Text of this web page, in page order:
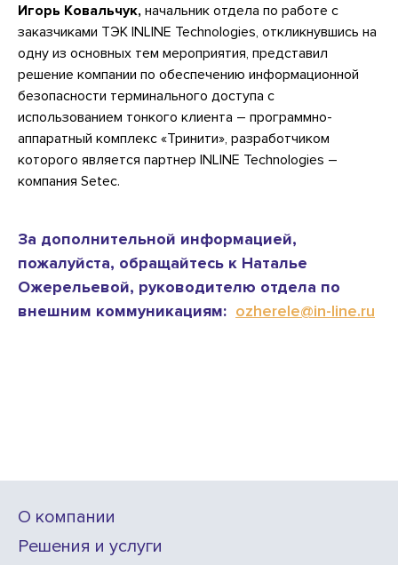
Игорь Ковальчук, начальник отдела по работе с
заказчиками ТЭК INLINE Technologies, откликнувшись на
одну из основных тем мероприятия, представил
решение компании по обеспечению информационной
безопасности терминального доступа с
использованием тонкого клиента – программно-
аппаратный комплекс «Тринити», разработчиком
которого является партнер INLINE Technologies –
компания Seteс.
За дополнительной информацией,
пожалуйста, обращайтесь к Наталье
Ожерельевой, руководителю отдела по
внешним коммуникациям: ozherele@in-line.ru
О компании
Решения и услуги